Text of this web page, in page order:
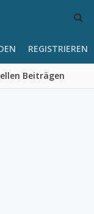
Beiträgen
REGISTRIEREN